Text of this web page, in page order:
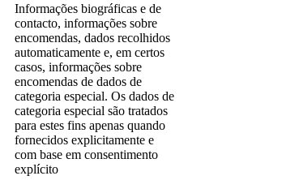
Informações biográficas e de
contacto, informações sobre
encomendas, dados recolhidos
automaticamente e, em certos
casos, informações sobre
encomendas de dados de
categoria especial. Os dados de
categoria especial são tratados
para estes fins apenas quando
fornecidos explicitamente e
com base em consentimento
explícito